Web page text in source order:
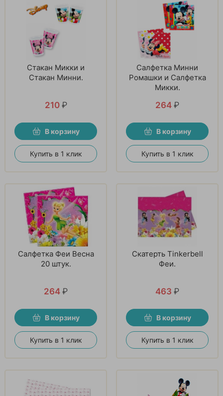
Стакан Микки и
Стакан Минни.
210 ₽
В корзину
Купить в 1 клик
Салфетка Минни
Ромашки и Салфетка
Микки.
264 ₽
В корзину
Купить в 1 клик
Салфетка Феи Весна
20 штук.
264 ₽
В корзину
Купить в 1 клик
Скатерть Tinkerbell
Феи.
463 ₽
В корзину
Купить в 1 клик